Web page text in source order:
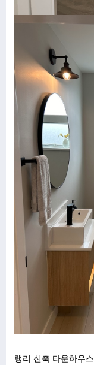
랭리 신축 타운하우스